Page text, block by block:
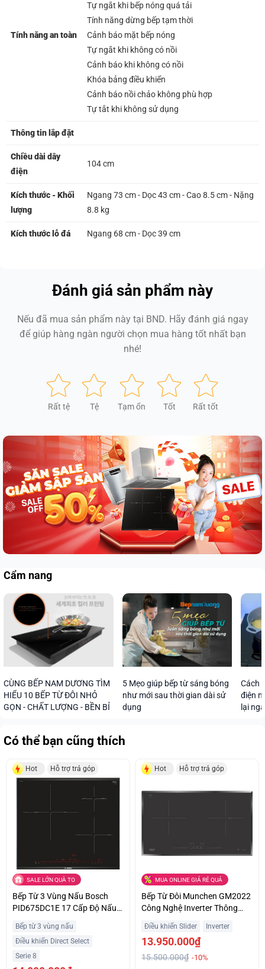
Tính năng an toàn
Tự ngắt khi bếp nóng quá tải
Tính năng dừng bếp tạm thời
Cảnh báo mặt bếp nóng
Tự ngắt khi không có nồi
Cảnh báo khi không có nồi
Khóa bảng điều khiển
Cảnh báo nồi chảo không phù hợp
Tự tắt khi không sử dụng
Thông tin lắp đặt
Chiều dài dây
điện
104 cm
Kích thước - Khối
lượng
Ngang 73 cm - Dọc 43 cm - Cao 8.5 cm - Nặng
8.8 kg
Kích thước lỗ đá Ngang 68 cm - Dọc 39 cm
Đánh giá sản phẩm này
Nếu đã mua sản phẩm này tại BND. Hãy đánh giá ngay
để giúp hàng ngàn người chọn mua hàng tốt nhất bạn
nhé!
Rất tệ Tệ Tạm ổn Tốt Rất tốt
Cẩm nang
CÙNG BẾP NAM DƯƠNG TÌM
HIỂU 10 BẾP TỪ ĐÔI NHỎ
GỌN - CHẤT LƯỢNG - BỀN BỈ
5 Mẹo giúp bếp từ sáng bóng
như mới sau thời gian dài sử
dụng
Cách
điện
lại
Có thể bạn cũng thích
Hot Hỗ trợ trả góp
SALE LỚN QUÀ TO
Bếp Từ 3 Vùng Nấu Bosch
PID675DC1E 17 Cấp Độ Nấu
Bếp từ 3 vùng nấu
Điều khiển Direct Select
Serie 8
Hot Hỗ trợ trả góp
MUA ONLINE GIÁ RẺ QUÁ
Bếp Từ Đôi Munchen GM2022
Công Nghệ Inverter Thông
Điều khiển Slider Inverter
13.950.000₫
15.500.000₫ -10%